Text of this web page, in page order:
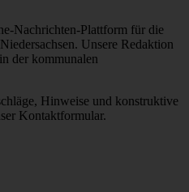
Nachrichten-Plattform für die
Unsere Redaktion
der kommunalen
Hinweise und konstruktive
Kontaktformular.